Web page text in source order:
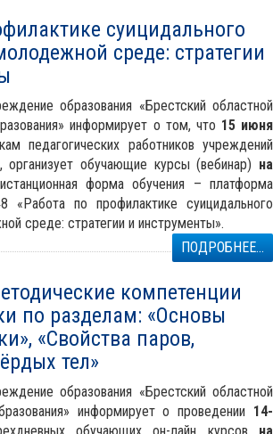
суицидального
среде: стратегии
образования «Брестский областной
информирует о том, что 15 июня
педагогических работников учреждений
организует обучающие курсы (вебинар) на
форма обучения – платформа
по профилактике суицидального
среде: стратегии и инструменты».
ПОДРОБНЕЕ...
компетенции
по разделам: «Основы
«Свойства паров,
тел»
образования «Брестский областной
информирует о проведении 14-